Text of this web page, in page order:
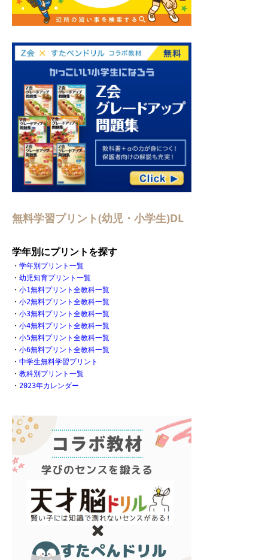
無料学習プリント(幼児・小学生)DL
学年別にプリントを探す
・ 学年別プリント一覧
・ 幼児知育プリント一覧
・ 小1無料プリント全教科一覧
・ 小2無料プリント全教科一覧
・ 小3無料プリント全教科一覧
・ 小4無料プリント全教科一覧
・ 小5無料プリント全教科一覧
・ 小6無料プリント全教科一覧
・ 中学生無料学習プリント
・ 教科別プリント一覧
・ 2023年カレンダー